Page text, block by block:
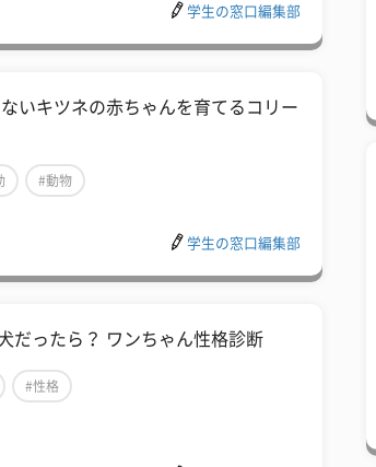
学生の窓口編集部
いキツネの赤ちゃんを育てるコリー
#動物
学生の窓口編集部
だったら？ ワンちゃん性格診断
#性格